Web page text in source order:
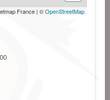
France | ©OpenStreetMap